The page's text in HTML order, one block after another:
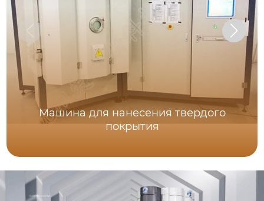
Машина для нанесения твердого
покрытия